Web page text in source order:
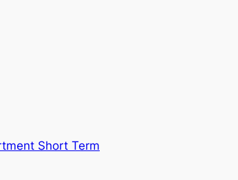
Short Term